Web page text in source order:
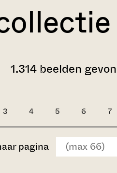
1.314 beelden
3 4 5 6 7
pagina